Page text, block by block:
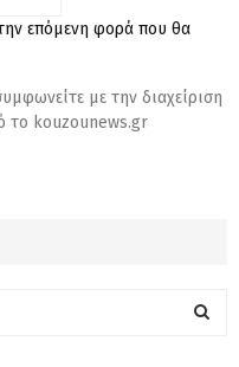
επόμενη φορά που θα
με την διαχείριση
το kouzounews.gr